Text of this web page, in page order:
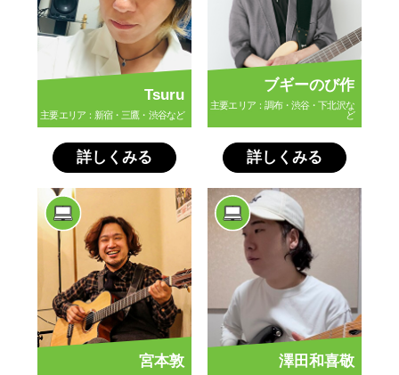
Tsuru
主要エリア：新宿・三鷹・渋谷など
詳しくみる
ブギーのび作
主要エリア：調布・渋谷・下北沢な
ど
詳しくみる
宮本敦 澤田和喜敬